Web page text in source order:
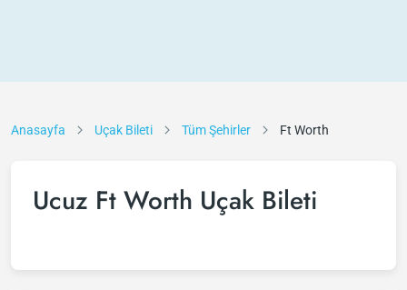
Anasayfa Uçak Bileti Tüm Şehirler Ft Worth
Ucuz Ft Worth Uçak Bileti